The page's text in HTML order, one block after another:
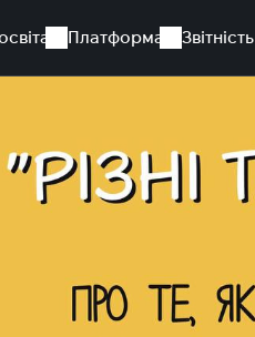
Платформа Звітність
суспільство "Різні і круті"